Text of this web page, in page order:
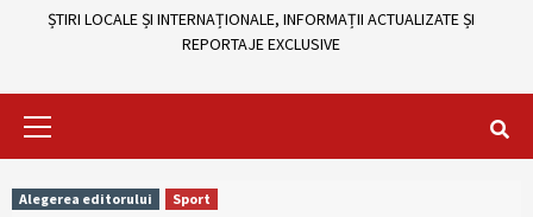
ȘTIRI LOCALE ȘI INTERNAȚIONALE, INFORMAȚII ACTUALIZATE ȘI
REPORTAJE EXCLUSIVE
Alegerea editorului Sport